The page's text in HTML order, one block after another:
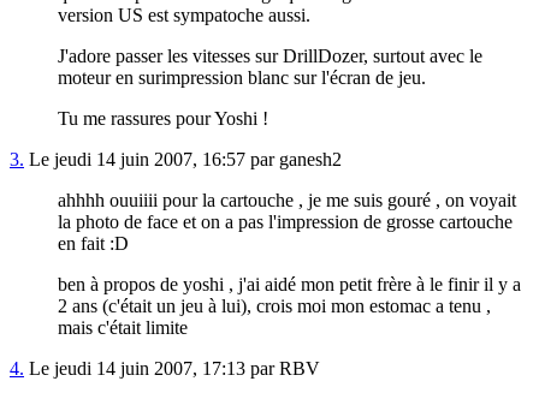
version US est sympatoche aussi.
J'adore passer les vitesses sur DrillDozer, surtout avec le
moteur en surimpression blanc sur l'écran de jeu.
Tu me rassures pour Yoshi !
3. Le jeudi 14 juin 2007, 16:57 par ganesh2
ahhhh ouuiiii pour la cartouche , je me suis gouré , on voyait
la photo de face et on a pas l'impression de grosse cartouche
en fait :D
ben à propos de yoshi , j'ai aidé mon petit frère à le finir il y a
2 ans (c'était un jeu à lui), crois moi mon estomac a tenu ,
mais c'était limite
4. Le jeudi 14 juin 2007, 17:13 par RBV